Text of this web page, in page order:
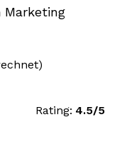
Marketing
Rating: 4.5/5